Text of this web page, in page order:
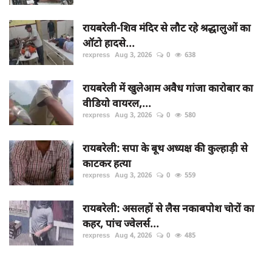
रायबरेली-शिव मंदिर से लौट रहे श्रद्धालुओं का
ऑटो हादसे...
rexpress Aug 3, 2026 0 638
रायबरेली में खुलेआम अवैध गांजा कारोबार का
वीडियो वायरल,...
rexpress Aug 3, 2026 0 580
रायबरेली: सपा के बूथ अध्यक्ष की कुल्हाड़ी से
काटकर हत्या
rexpress Aug 3, 2026 0 559
रायबरेली: असलहों से लैस नकाबपोश चोरों का
कहर, पांच ज्वेलर्स...
rexpress Aug 4, 2026 0 485